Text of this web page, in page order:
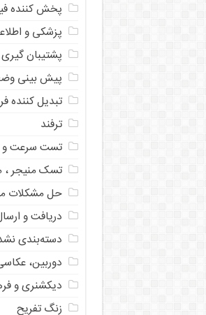
پخش کننده
پزشکی و
پشتیبان گیری
پیش بینی
تبدیل کننده
ترفند
تست سرعت و
تسک منیجر ،
حل مشکلات
دریافت و
دسته‌بندی
دوربین،
دیکشنری و
زنگ تفریح